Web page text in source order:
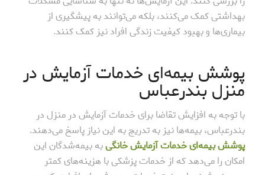
بهداشتی کمک می‌کنند، بلکه می‌توانند به پیشگیری از
بیماری‌ها و بهبود کیفیت زندگی افراد نیز کمک کنند.
پوشش بیمه‌ای خدمات آزمایش در
منزل بندرعباس
با توجه به افزایش تقاضا برای خدمات آزمایش در منزل در
بندرعباس، بیمه‌ها نیز به تدریج به این نیاز پاسخ می‌دهند.
پوشش بیمه‌ای خدمات آزمایش خانگیبه بیمه‌شدگان این
امکان را می‌دهد که از خدمات پزشکی با هزینه‌های کمتر